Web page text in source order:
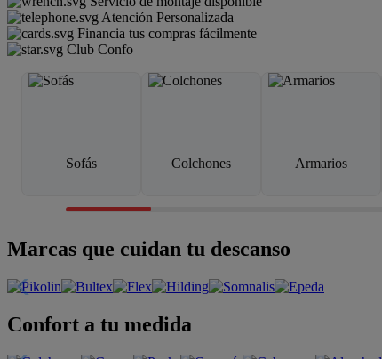
Atención Personalizada
Financia tus compras fácilmente
Club Confo
Sofás Colchones Armarios
Marcas que cuidan tu descanso
Confort a tu medida